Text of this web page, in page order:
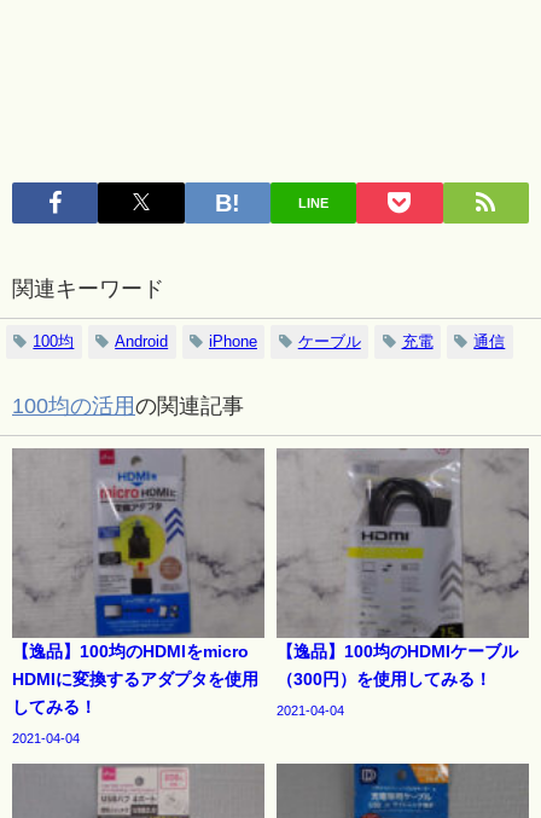
LINE
関連キーワード
100均 Android iPhone ケーブル 充電 通信
100均の活用の関連記事
【逸品】100均のHDMIをmicro
HDMIに変換するアダプタを使用
してみる！
2021-04-04
【逸品】100均のHDMIケーブル
（300円）を使用してみる！
2021-04-04